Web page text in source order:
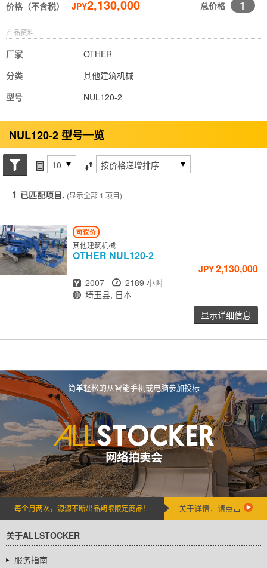
价格（不含税） JPY2,130,000 总价格 1
产品资料
厂家
OTHER
分类
其他建筑机械
型号
NUL120-2
NUL120-2 型号一览
搜索状态每页项目 排序方式
1 已匹配项目. (显示全部 1 项目)
可议价
其他建筑机械
OTHER NUL120-2
JPY2,130,000
出厂年份
2007 小时
2189 小时
地点
埼玉县, 日本
显示详细信息
简单轻松的从智能手机或电脑参加投标
网络拍卖会
每个月两次，源源不断出品期限限定商品！ 关于详情，请点击
关于ALLSTOCKER
服务指南